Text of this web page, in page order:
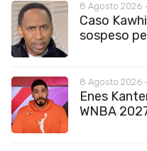
8 Agosto 2026
Caso
sospeso
8 Agosto 2026
Enes
WNBA